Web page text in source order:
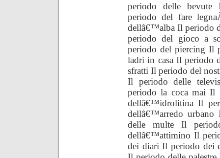
periodo delle
periodo del fare
dellâ€™alba Il periodo
periodo del gioco a
periodo del piercing Il
ladri in casa Il periodo
sfratti Il periodo del
Il periodo delle
periodo la coca mai Il
dellâ€™idrolitina Il
dellâ€™arredo
delle multe Il
dellâ€™attimino Il
dei diari Il periodo dei